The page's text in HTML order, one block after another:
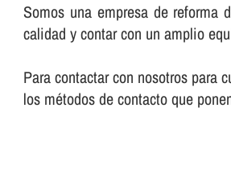
Somos una empresa de reforma
calidad y contar con un amplio
Para contactar con nosotros para
los métodos de contacto que